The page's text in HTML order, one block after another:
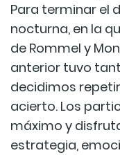
Para terminar el
nocturna, en la
de Rommel y
anterior tuvo
decidimos
acierto. Los
máximo y
estrategia,